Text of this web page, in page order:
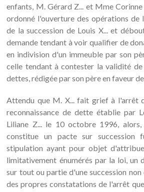
enfants, M. Gérard Z... et Mme Corinne
ordonné l'ouverture des opérations
de la succession de Louis X... et
demande tendant à voir qualifier de
en indivision d'un immeuble par son
celle tendant à contester la validité de
dettes, rédigée par son père en faveur de
Attendu que M. X... fait grief à l'arrêt
reconnaissance de dette établie par
Liliane Z... le 10 octobre 1996,
constitue un pacte sur succession
stipulation ayant pour objet
limitativement énumérés par la loi, un
sur tout ou partie d'une succession
des propres constatations de l'arrêt